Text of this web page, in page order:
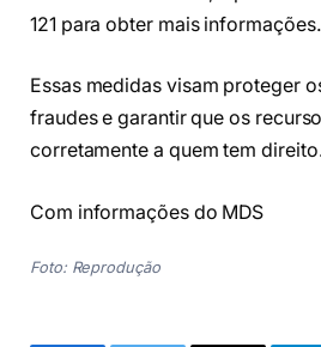
121 para obter mais informações.
Essas medidas visam proteger
fraudes e garantir que os
corretamente a quem tem
Com informações do MDS
Foto: Reprodução